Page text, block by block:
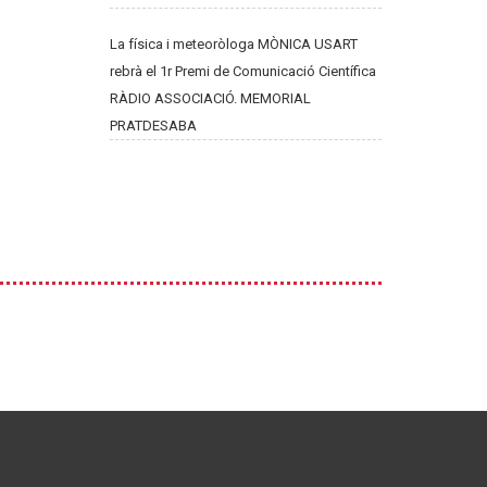
La física i meteoròloga MÒNICA USART
rebrà el 1r Premi de Comunicació Científica
RÀDIO ASSOCIACIÓ. MEMORIAL
PRATDESABA